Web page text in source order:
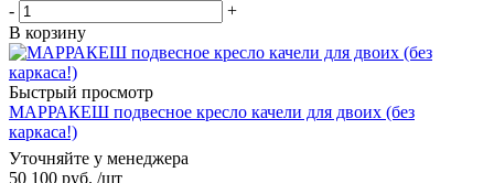
-
+
В корзину
Быстрый просмотр
МАРРАКЕШ подвесное кресло качели для двоих (без
каркаса!)
Уточняйте у менеджера
50 100 руб. /шт